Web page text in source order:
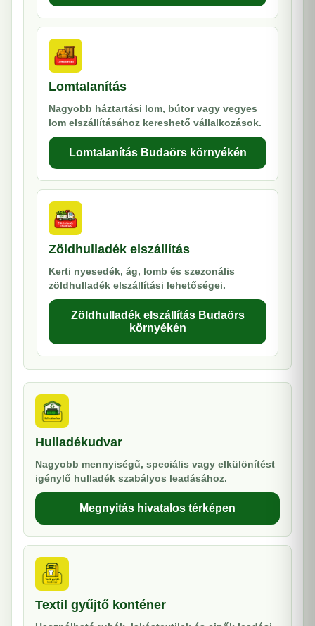
Lomtalanítás
Nagyobb háztartási lom, bútor vagy vegyes
lom elszállításához kereshető vállalkozások.
Lomtalanítás Budaörs környékén
Zöldhulladék elszállítás
Kerti nyesedék, ág, lomb és szezonális
zöldhulladék elszállítási lehetőségei.
Zöldhulladék elszállítás Budaörs
környékén
Hulladékudvar
Nagyobb mennyiségű, speciális vagy elkülönítést
igénylő hulladék szabályos leadásához.
Megnyitás hivatalos térképen
Textil gyűjtő konténer